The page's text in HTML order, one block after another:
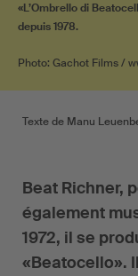
«L’Ombrello di
depuis 1978.
Photo: Gachot Films /
Texte de Manu
Beat Richner,
également
1972, il se
«Beatocello».